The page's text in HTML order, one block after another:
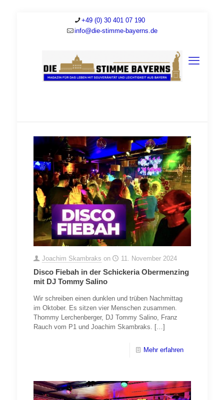
+49 (0) 30 401 07 190
info@die-stimme-bayerns.de
Joachim Skambraks on 11. November 2024
Disco Fiebah in der Schickeria Obermenzing
mit DJ Tommy Salino
Wir schreiben einen dunklen und trüben Nachmittag
im Oktober. Es sitzen vier Menschen zusammen.
Thommy Lerchenberger, DJ Tommy Salino, Franz
Rauch vom P1 und Joachim Skambraks.
[…]
Mehr erfahren